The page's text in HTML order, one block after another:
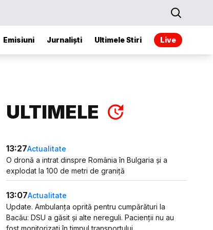
Emisiuni Jurnaliști Ultimele Stiri Live
ULTIMELE
13:27Actualitate
O dronă a intrat dinspre România în Bulgaria și a
explodat la 100 de metri de graniță
13:07Actualitate
Update. Ambulanța oprită pentru cumpărături la
Bacău: DSU a găsit și alte nereguli. Pacienții nu au
fost monitorizați în timpul transportului